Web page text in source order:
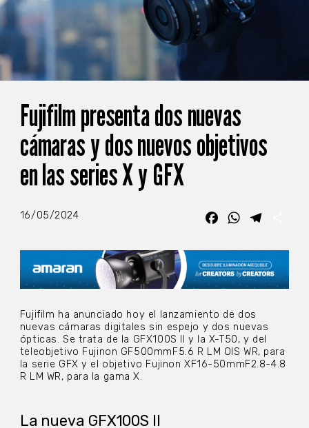
Fujifilm presenta dos nuevas
cámaras y dos nuevos objetivos
en las series X y GFX
16/05/2024 FacebookWhatsApp
Fujifilm ha anunciado hoy el lanzamiento de dos
nuevas cámaras digitales sin espejo y dos nuevas
ópticas. Se trata de la GFX100S II y la X-T50, y del
teleobjetivo Fujinon GF500mmF5.6 R LM OIS WR, para
la serie GFX y el objetivo Fujinon XF16-50mmF2.8-4.8
R LM WR, para la gama X.
La nueva GFX100S II